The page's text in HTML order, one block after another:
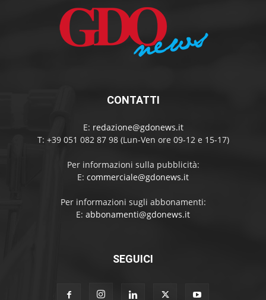
CONTATTI
E: redazione@gdonews.it
T: +39 051 082 87 98 (Lun-Ven ore 09-12 e 15-17)
Per informazioni sulla pubblicità:
E: commerciale@gdonews.it
Per informazioni sugli abbonamenti:
E: abbonamenti@gdonews.it
SEGUICI